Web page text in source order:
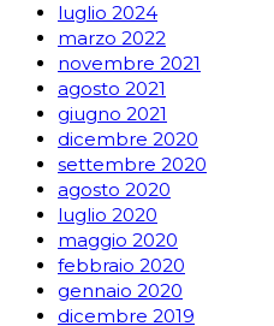
luglio 2024
marzo 2022
novembre 2021
agosto 2021
giugno 2021
dicembre 2020
settembre 2020
agosto 2020
luglio 2020
maggio 2020
febbraio 2020
gennaio 2020
dicembre 2019